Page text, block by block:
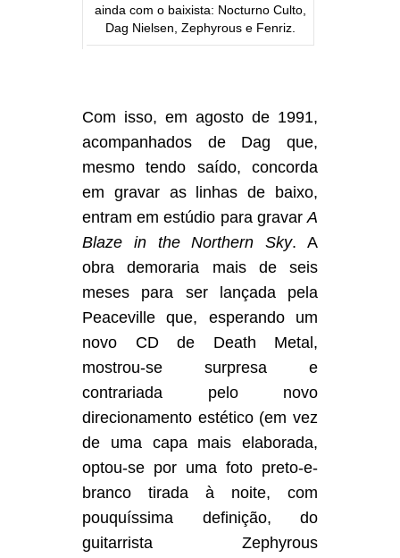
ainda com o baixista: Nocturno Culto,
Dag Nielsen, Zephyrous e Fenriz.
Com isso, em agosto de 1991,
acompanhados de Dag que,
mesmo tendo saído, concorda
em gravar as linhas de baixo,
entram em estúdio para gravarA
Blaze in the Northern Sky. A
obra demoraria mais de seis
meses para ser lançada pela
Peaceville que, esperando um
novo CD de Death Metal,
mostrou-se surpresa e
contrariada pelo novo
direcionamento estético (em vez
de uma capa mais elaborada,
optou-se por uma foto preto-e-
branco tirada à noite, com
pouquíssima definição, do
guitarrista Zephyrous